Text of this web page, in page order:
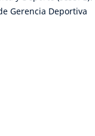
Gerencia Deportiva